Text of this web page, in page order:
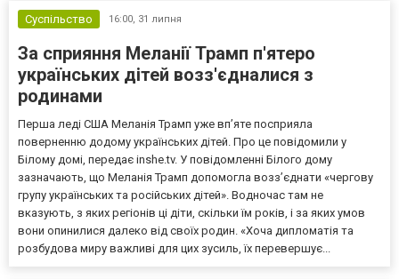
Суспільство 16:00, 31 липня
За сприяння Меланії Трамп п'ятеро
українських дітей возз'єдналися з
родинами
Перша леді США Меланія Трамп уже впʼяте посприяла
поверненню додому українських дітей. Про це повідомили у
Білому домі, передає inshe.tv. У повідомленні Білого дому
зазначають, що Меланія Трамп допомогла возз’єднати «чергову
групу українських та російських дітей». Водночас там не
вказують, з яких регіонів ці діти, скільки їм років, і за яких умов
вони опинилися далеко від своїх родин. «Хоча дипломатія та
розбудова миру важливі для цих зусиль, їх перевершує...